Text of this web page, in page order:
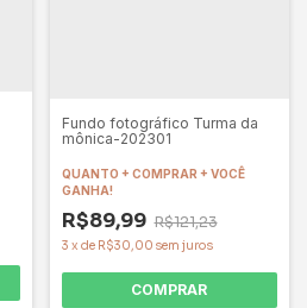
Fundo fotográfico Turma da
mônica-202301
QUANTO + COMPRAR + VOCÊ
GANHA!
R$89,99 R$121,23
3 x de R$30,00 sem juros
COMPRAR